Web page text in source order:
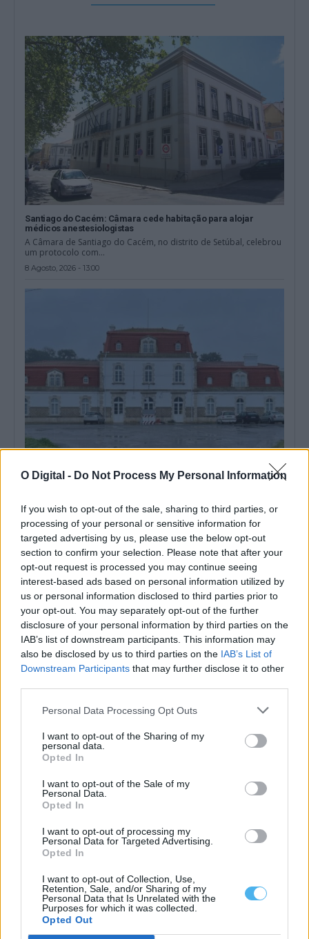
O Digital - Do Not Process My Personal Information
If you wish to opt-out of the sale, sharing to third parties, or
processing of your personal or sensitive information for
targeted advertising by us, please use the below opt-out
section to confirm your selection. Please note that after your
opt-out request is processed you may continue seeing
interest-based ads based on personal information utilized by
us or personal information disclosed to third parties prior to
your opt-out. You may separately opt-out of the further
disclosure of your personal information by third parties on the
IAB’s list of downstream participants. This information may
also be disclosed by us to third parties on the IAB’s List of
Downstream Participants that may further disclose it to other
Personal Data Processing Opt Outs
I want to opt-out of the Sharing of my
personal data.
Opted In
I want to opt-out of the Sale of my
Personal Data.
Opted In
I want to opt-out of processing my
Personal Data for Targeted Advertising.
Opted In
I want to opt-out of Collection, Use,
Retention, Sale, and/or Sharing of my
Personal Data that Is Unrelated with the
Purposes for which it was collected.
Opted Out
Santiago do Cacém: Câmara cede habitação para alojar
médicos anestesiologistas
A Câmara de Santiago do Cacém, no distrito de Setúbal, celebrou
um protocolo com...
8 Agosto, 2026 - 13:00
Ourique: IP lança concurso de 600m€ para reabilitar a Estação
da Funcheira
para a reabilitação da Estação...
7 Agosto, 2026 - 19:30
de Tróia
A ACCIONA concluiu a remodelação e ampliação das Estação de
Tratamento de Águas Residuais...